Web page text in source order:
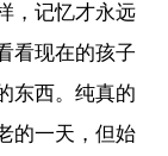
，记忆才永远
看现在的孩子
东西。纯真的
的一天，但始